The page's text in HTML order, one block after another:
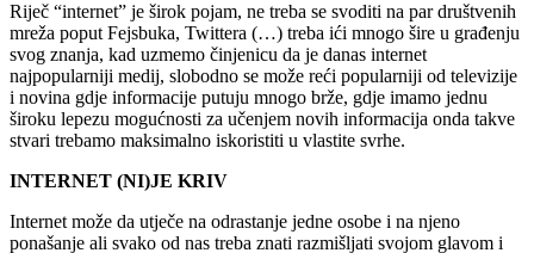
Riječ “internet” je širok pojam, ne treba se svoditi na par društvenih
mreža poput Fejsbuka, Twittera (…) treba ići mnogo šire u građenju
svog znanja, kad uzmemo činjenicu da je danas internet
najpopularniji medij, slobodno se može reći popularniji od televizije
i novina gdje informacije putuju mnogo brže, gdje imamo jednu
široku lepezu mogućnosti za učenjem novih informacija onda takve
stvari trebamo maksimalno iskoristiti u vlastite svrhe.
INTERNET (NI)JE KRIV
Internet može da utječe na odrastanje jedne osobe i na njeno
ponašanje ali svako od nas treba znati razmišljati svojom glavom i